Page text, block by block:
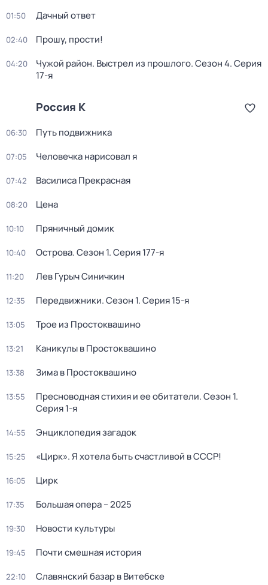
01:50 Дачный ответ
02:40 Прошу, прости!
04:20 Чужой район. Выстрел из прошлого. Сезон 4. Серия
17-я
Россия К
06:30 Путь подвижника
07:05 Человечка нарисовал я
07:42 Василиса Прекрасная
08:20 Цена
10:10 Пряничный домик
10:40 Острова. Сезон 1. Серия 177-я
11:20 Лев Гурыч Синичкин
12:35 Передвижники. Сезон 1. Серия 15-я
13:05 Трое из Простоквашино
13:21 Каникулы в Простоквашино
13:38 Зима в Простоквашино
13:55 Пресноводная стихия и ее обитатели. Сезон 1.
Серия 1-я
14:55 Энциклопедия загадок
15:25 «Цирк». Я хотела быть счастливой в СССР!
16:05 Цирк
17:35 Большая опера – 2025
19:30 Новости культуры
19:45 Почти смешная история
22:10 Славянский базар в Витебске